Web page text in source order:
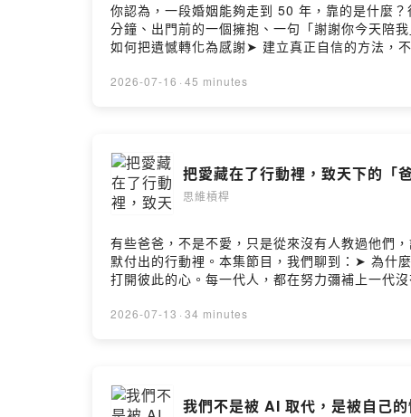
你認為，一段婚姻能夠走到 50 年，靠的是什麼
分鐘、出門前的一個擁抱、一句「謝謝你今天陪
如何把遺憾轉化為感謝➤ 建立真正自信的方法，
━━━━━━━━━━━━《思維槓桿》就像是你的思維
@michael.money_tw◯ 米克 Instagram
Hosting
2026-07-16 · 45 minutes
把愛藏在了行動裡，致天下的「
思維槓桿
有些爸爸，不是不愛，只是從來沒有人教過他們
默付出的行動裡。本集節目，我們聊到：➤ 為什
打開彼此的心。每一代人，都在努力彌補上一代
維槓桿》就像是你的思維健身房，由米克和
@mick_wang0811━━━━━━━━━━━━🎙️ 主持
2026-07-13 · 34 minutes
我們不是被 AI 取代，是被自己